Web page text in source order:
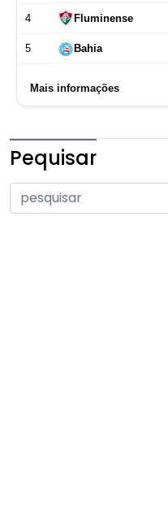
Pequisar